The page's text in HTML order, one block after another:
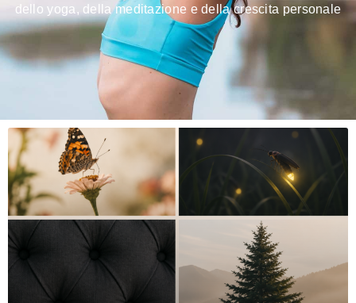
dello yoga, della meditazione e della crescita personale